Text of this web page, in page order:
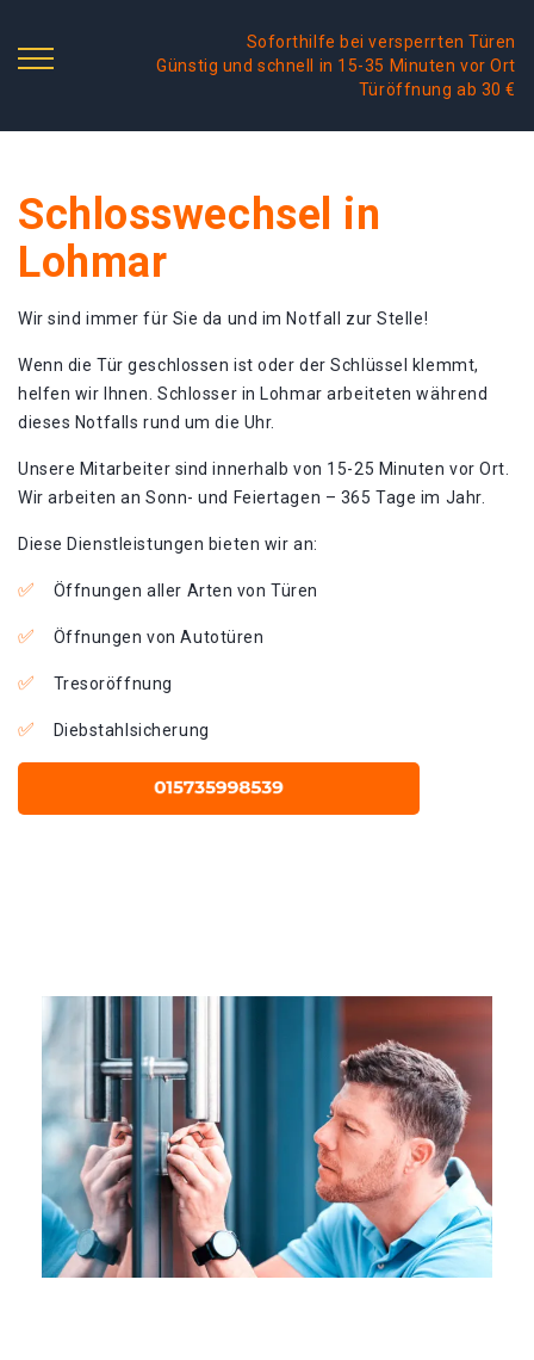
Soforthilfe bei versperrten Türen
Günstig und schnell in 15-35 Minuten vor Ort
Türöffnung ab 30 €
Schlosswechsel in
Lohmar
Wir sind immer für Sie da und im Notfall zur Stelle!
Wenn die Tür geschlossen ist oder der Schlüssel klemmt,
helfen wir Ihnen. Schlosser in Lohmar arbeiteten während
dieses Notfalls rund um die Uhr.
Unsere Mitarbeiter sind innerhalb von 15-25 Minuten vor Ort.
Wir arbeiten an Sonn- und Feiertagen – 365 Tage im Jahr.
Diese Dienstleistungen bieten wir an:
Öffnungen aller Arten von Türen
Öffnungen von Autotüren
Tresoröffnung
Diebstahlsicherung